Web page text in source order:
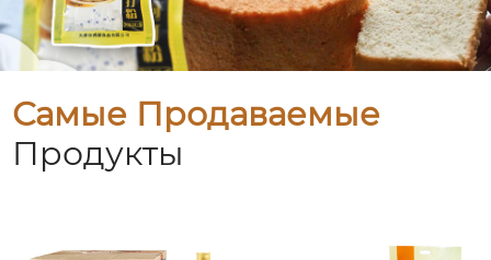
Самые Продаваемые
Продукты